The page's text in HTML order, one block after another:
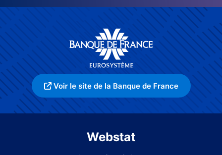
Voir le site de la Banque de France
Webstat